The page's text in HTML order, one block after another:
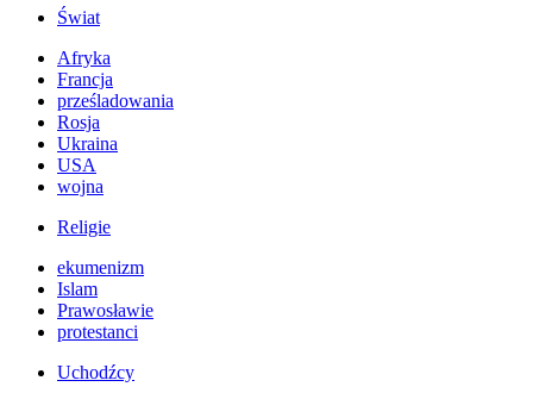
Świat
Afryka
Francja
prześladowania
Rosja
Ukraina
USA
wojna
Religie
ekumenizm
Islam
Prawosławie
protestanci
Uchodźcy